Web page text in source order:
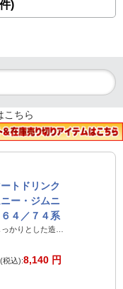
)
こちら
トドリンク
ー・ジムニ
４／７４系
税込):8,140 円